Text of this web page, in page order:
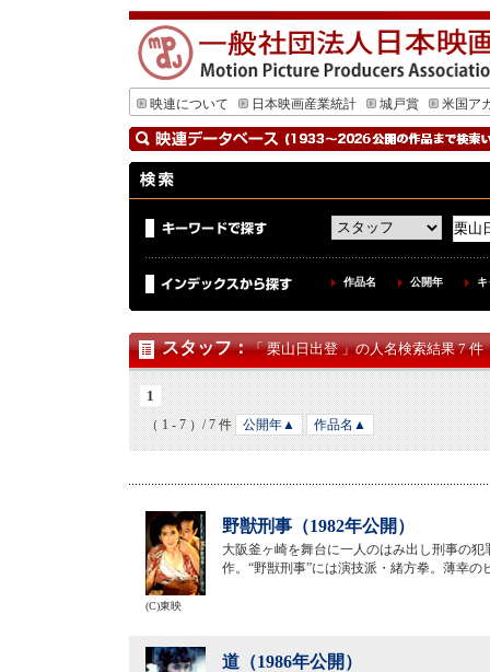
映連について 日本映画産業統計 城戸賞 米国ア
作品名 公開年
スタッフ：「 栗山日出登 」の人名検索結果 7 件
1
（ 1 - 7 ）/ 7 件 公開年▲ 作品名▲
野獣刑事（1982年公開）
大阪釜ヶ崎を舞台に一人のはみ出し刑事の
作。“野獣刑事”には演技派・緒方拳。薄幸
(C)東映
道（1986年公開）